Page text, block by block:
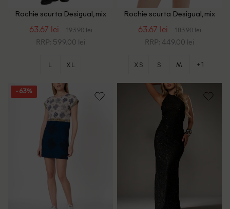
Rochie scurta Desigual, mix
63.67 lei 193.90 lei
RRP: 599.00 lei
L XL
Rochie scurta Desigual, mix
63.67 lei 183.90 lei
RRP: 449.00 lei
XS S M +1
- 63%